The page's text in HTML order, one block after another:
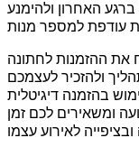
האחרון ולהימנע
את ההזמנות לחתונה
ולהזכיר לעצמכם
בהזמנה דיגיטלית
ומשאירים לכם זמן